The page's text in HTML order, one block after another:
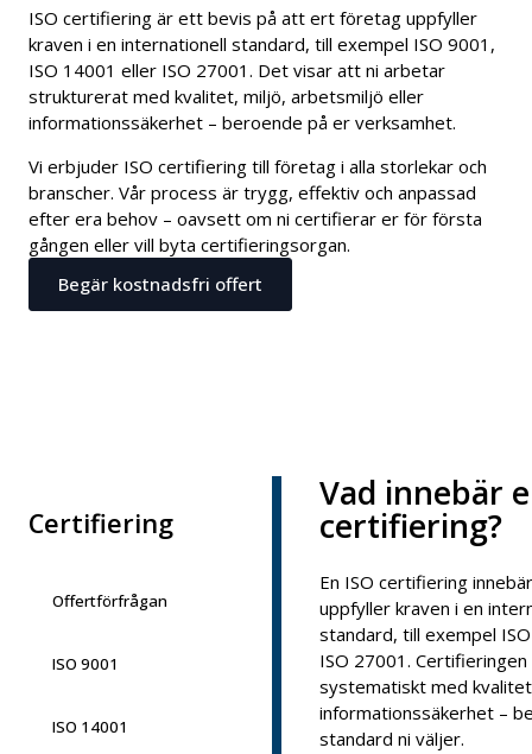
ISO certifiering är ett bevis på att ert företag uppfyller
kraven i en internationell standard, till exempel ISO 9001,
ISO 14001 eller ISO 27001. Det visar att ni arbetar
strukturerat med kvalitet, miljö, arbetsmiljö eller
informationssäkerhet – beroende på er verksamhet.
Vi erbjuder ISO certifiering till företag i alla storlekar och
branscher. Vår process är trygg, effektiv och anpassad
efter era behov – oavsett om ni certifierar er för första
gången eller vill byta certifieringsorgan.
Begär kostnadsfri offert
Certifiering
Offertförfrågan
ISO 9001
ISO 14001
Vad innebär
certifiering?
En ISO certifiering
uppfyller kraven i en
standard, till exempel
ISO 27001.
systematiskt med
informationssäkerhet –
standard ni väljer.